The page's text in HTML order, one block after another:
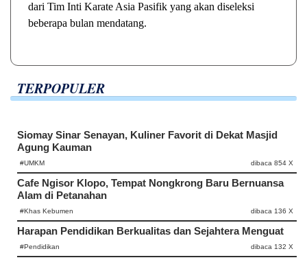
dari Tim Inti Karate Asia Pasifik yang akan diseleksi
beberapa bulan mendatang.
TERPOPULER
Siomay Sinar Senayan, Kuliner Favorit di Dekat Masjid
Agung Kauman
#UMKM dibaca 854 X
Cafe Ngisor Klopo, Tempat Nongkrong Baru Bernuansa
Alam di Petanahan
#Khas Kebumen dibaca 136 X
Harapan Pendidikan Berkualitas dan Sejahtera Menguat
#Pendidikan dibaca 132 X